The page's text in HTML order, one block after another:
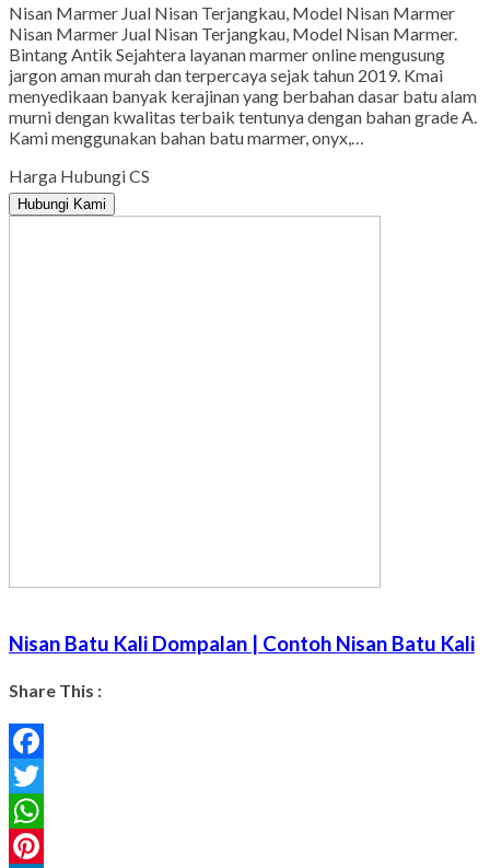
Nisan Marmer Jual Nisan Terjangkau, Model Nisan Marmer
Nisan Marmer Jual Nisan Terjangkau, Model Nisan Marmer.
Bintang Antik Sejahtera layanan marmer online mengusung
jargon aman murah dan terpercaya sejak tahun 2019. Kmai
menyedikaan banyak kerajinan yang berbahan dasar batu alam
murni dengan kwalitas terbaik tentunya dengan bahan grade A.
Kami menggunakan bahan batu marmer, onyx,…
Harga Hubungi CS
Hubungi Kami
Nisan Batu Kali Dompalan | Contoh Nisan Batu Kali
Share This :
Facebook
Twitter
WhatsApp